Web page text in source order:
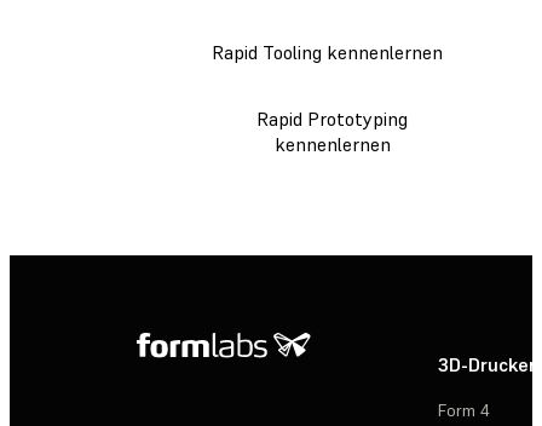
Rapid Tooling kennenlernen
Rapid Prototyping
kennenlernen
3D-Drucker
Form 4